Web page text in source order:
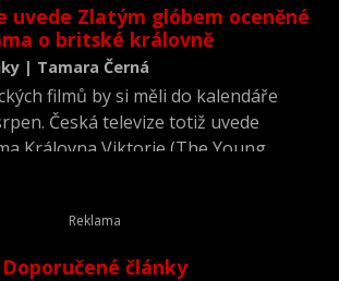
uvede Zlatým glóbem oceněné
o britské královně
| Tamara Černá
filmů by si měli do kalendáře
Česká televize totiž uvede
Královna Viktorie (The Young
Doporučené články